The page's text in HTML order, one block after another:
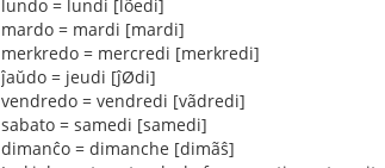
lundo = lundi [lõedi]
mardo = mardi [mardi]
merkredo = mercredi [merkredi]
ĵaŭdo = jeudi [ĵØdi]
vendredo = vendredi [vãdredi]
sabato = samedi [samedi]
dimanĉo = dimanche [dimãŝ]